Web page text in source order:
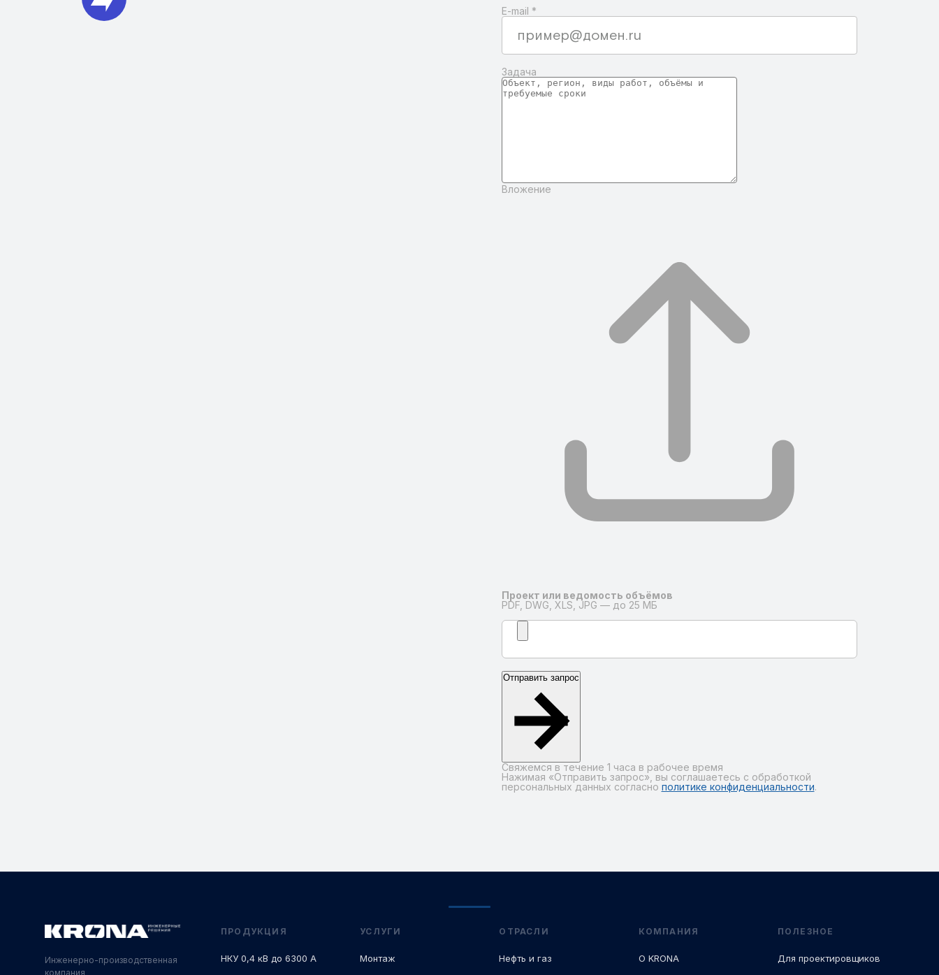
E-mail *
Задача
Вложение
Проект или ведомость объёмов
PDF, DWG, XLS, JPG — до 25 МБ
Отправить запрос
Свяжемся в течение 1 часа в рабочее время
Нажимая «Отправить запрос», вы соглашаетесь с обработкой
персональных данных согласно политике конфиденциальности.
Инженерно-производственная
компания
ПРОДУКЦИЯ
НКУ 0,4 кВ до 6300 А
УСЛУГИ
Монтаж
ОТРАСЛИ
Нефть и газ
КОМПАНИЯ
О KRONA
ПОЛЕЗНОЕ
Для проектировщиков